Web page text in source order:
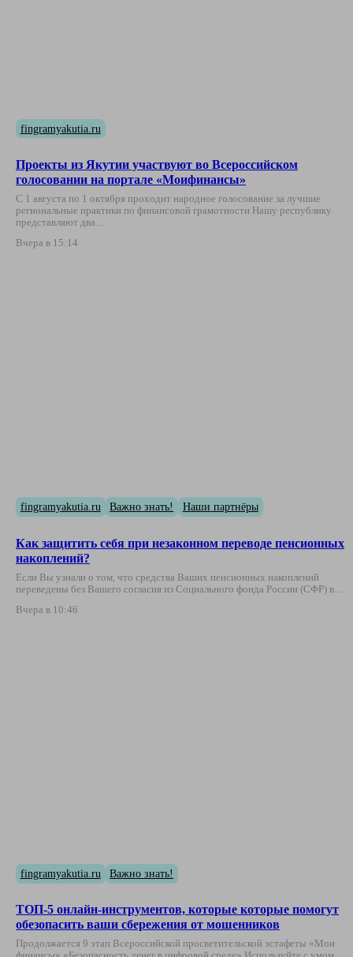
fingramyakutia.ru
Проекты из Якутии участвуют во Всероссийском
голосовании на портале «Моифинансы»
С 1 августа по 1 октября проходит народное голосование за лучшие
региональные практики по финансовой грамотности Нашу республику
представляют два…
Вчера в 15:14
fingramyakutia.ru Важно знать! Наши партнёры
Как защитить себя при незаконном переводе пенсионных
накоплений?
Если Вы узнали о том, что средства Ваших пенсионных накоплений
переведены без Вашего согласия из Социального фонда России (СФР) в…
Вчера в 10:46
fingramyakutia.ru Важно знать!
ТОП-5 онлайн-инструментов, которые которые помогут
обезопасить ваши сбережения от мошенников
Продолжается 9 этап Всероссийской просветительской эстафеты «Мои